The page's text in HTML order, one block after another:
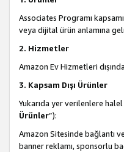
Associates Programı
veya dijital ürün anlamına
2. Hizmetler
Amazon Ev Hizmetleri
3. Kapsam Dışı Ürünler
Yukarıda yer verilenlere
Ürünler”):
Amazon Sitesinde bağlantı
banner reklamı, sponsorlu